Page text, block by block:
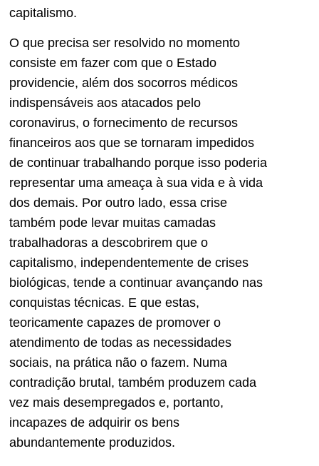
capitalismo.
O que precisa ser resolvido no momento
consiste em fazer com que o Estado
providencie, além dos socorros médicos
indispensáveis aos atacados pelo
coronavirus, o fornecimento de recursos
financeiros aos que se tornaram impedidos
de continuar trabalhando porque isso poderia
representar uma ameaça à sua vida e à vida
dos demais. Por outro lado, essa crise
também pode levar muitas camadas
trabalhadoras a descobrirem que o
capitalismo, independentemente de crises
biológicas, tende a continuar avançando nas
conquistas técnicas. E que estas,
teoricamente capazes de promover o
atendimento de todas as necessidades
sociais, na prática não o fazem. Numa
contradição brutal, também produzem cada
vez mais desempregados e, portanto,
incapazes de adquirir os bens
abundantemente produzidos.